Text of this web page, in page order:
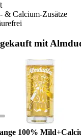
& Calcium-Zusätze
mit
100%